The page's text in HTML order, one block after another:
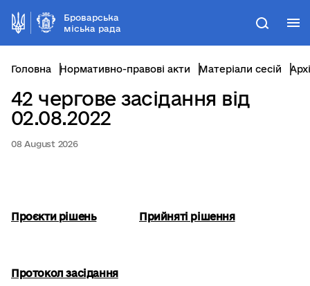
Броварська
міська рада
Пошук
Головна Нормативно-правові акти Матеріали сесій
42 чергове засідання від
02.08.2022
08 August 2026
Проєкти рішень Прийняті рішення
Протокол засідання